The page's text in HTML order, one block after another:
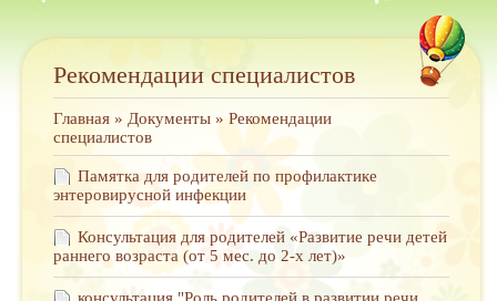
Рекомендации специалистов
Главная » Документы » Рекомендации
специалистов
Памятка для родителей по профилактике
энтеровирусной инфекции
Консультация для родителей «Развитие речи детей
раннего возраста (от 5 мес. до 2-х лет)»